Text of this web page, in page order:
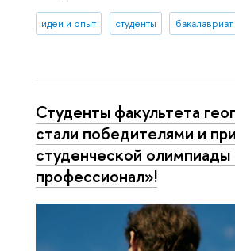
идеи и опыт студенты бакалавриат
Студенты факультета
стали победителями и
студенческой
профессионал»!